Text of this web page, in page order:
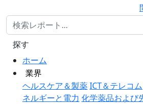
ホーム
業界
ヘルスケア＆製薬ICT＆テレコム
ネルギーと電力 化学薬品および
探す